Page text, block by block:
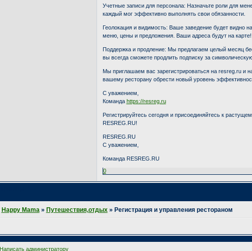
Учетные записи для персонала: Назначьте роли для
каждый мог эффективно выполнять свои обязанности.
Геолокация и видимость: Ваше заведение будет видно
меню, цены и предложения. Ваши адреса будут на карте!
Поддержка и продление: Мы предлагаем целый месяц
вы всегда сможете продлить подписку за
Мы приглашаем вас зарегистрироваться на resreg.ru и
вашему ресторану обрести новый уровень
С уважением,
Команда https://resreg.ru
Регистрируйтесь сегодня и присоединяйтесь к
RESREG.RU!
RESREG.RU
С уважением,
Команда RESREG.RU
0
Happy Mama » Путешествия,отдых » Регистрация и управления рестораном
Написать администратору